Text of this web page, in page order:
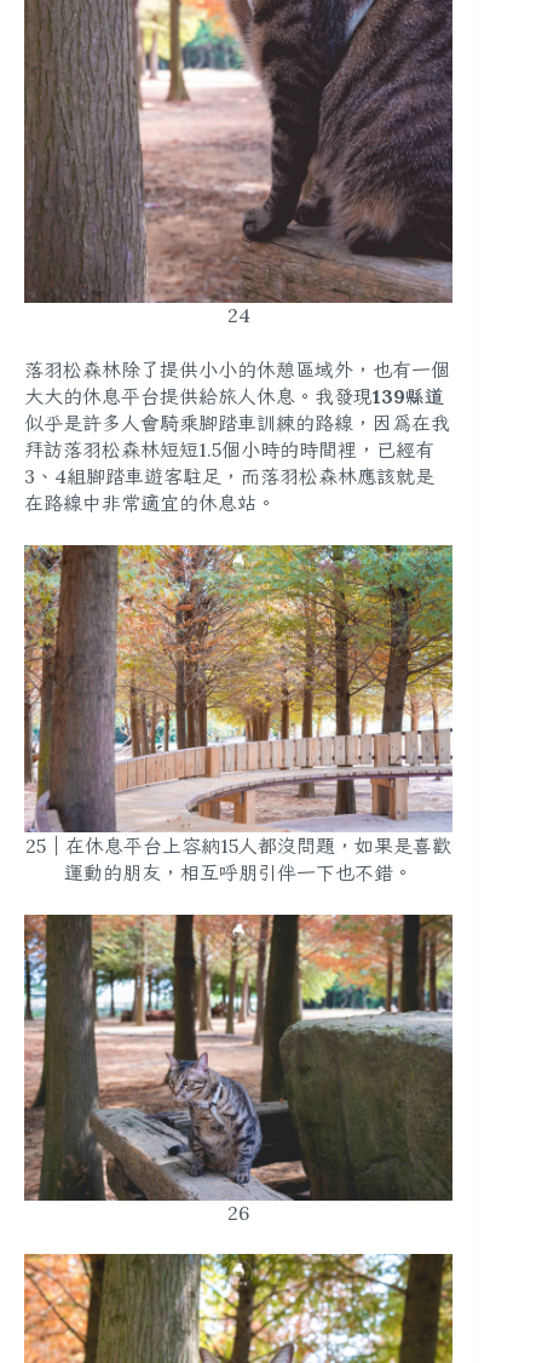
24
落羽松森林除了提供小小的休憩區域外，也有一個
大大的休息平台提供給旅人休息。我發現139縣道
似乎是許多人會騎乘腳踏車訓練的路線，因為在我
拜訪落羽松森林短短1.5個小時的時間裡，已經有
3、4組腳踏車遊客駐足，而落羽松森林應該就是
在路線中非常適宜的休息站。
25｜在休息平台上容納15人都沒問題，如果是喜歡
運動的朋友，相互呼朋引伴一下也不錯。
26